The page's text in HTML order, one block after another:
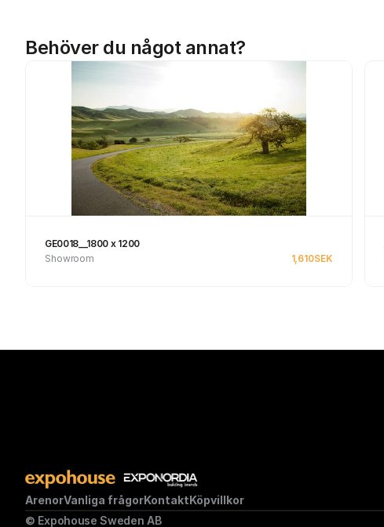
Behöver du något annat?
GE0018__1800 x 1200
Showroom
1,610SEK
ArenorVanliga frågorKontaktKöpvillkor
© Expohouse Sweden AB